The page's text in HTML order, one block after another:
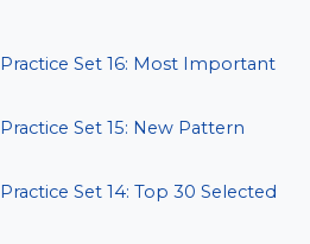
Set 16: Most Important
Set 15: New Pattern
Set 14: Top 30 Selected